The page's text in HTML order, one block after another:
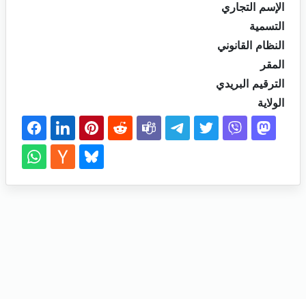
الإسم التجاري
التسمية
النظام القانوني
المقر
الترقيم البريدي
الولاية